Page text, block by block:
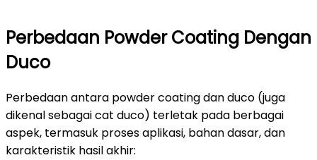
Perbedaan Powder Coating Dengan
Duco
Perbedaan antara powder coating dan duco (juga
dikenal sebagai cat duco) terletak pada berbagai
aspek, termasuk proses aplikasi, bahan dasar, dan
karakteristik hasil akhir: